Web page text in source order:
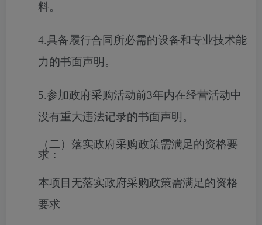
料。
4.具备履行合同所必需的设备和专业技术能
力的书面声明。
5.参加政府采购活动前3年内在经营活动中
没有重大违法记录的书面声明。
（二）落实政府采购政策需满足的资格要
求：
本项目无落实政府采购政策需满足的资格
要求